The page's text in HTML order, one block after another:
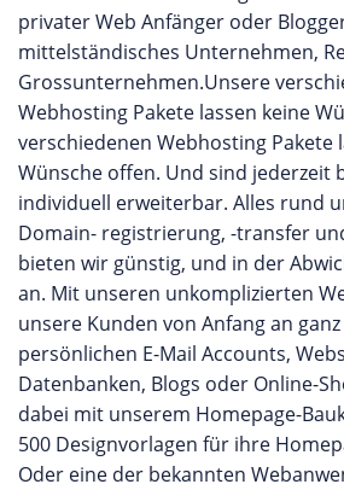
privater Web Anfänger oder
mittelständisches Unternehmen,
Grossunternehmen.Unsere
Webhosting Pakete lassen keine
verschiedenen Webhosting Pakete
Wünsche offen. Und sind jederzeit
individuell erweiterbar. Alles rund
Domain- registrierung, -transfer
bieten wir günstig, und in der
an. Mit unseren unkomplizierten
unsere Kunden von Anfang an
persönlichen E-Mail Accounts,
Datenbanken, Blogs oder Online-
dabei mit unserem Homepage-
500 Designvorlagen für ihre
Oder eine der bekannten